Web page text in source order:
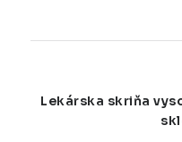
Lekárska skriňa